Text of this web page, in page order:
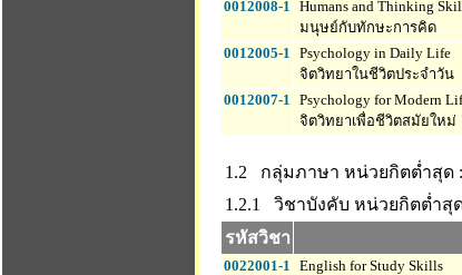
0012008-1 Humans and Thinking
มนุษย์กับทักษะการคิด
0012005-1 Psychology in Daily Life
จิตวิทยาในชีวิตประจำวัน
0012007-1 Psychology for Modern
จิตวิทยาเพื่อชีวิตสมัยใหม่
1.2 กลุ่มภาษา หน่วยกิตต่ำสุด :
1.2.1 วิชาบังคับ หน่วยกิตต่ำสุ
รหัสวิชา
0022001-1 English for Study Skills